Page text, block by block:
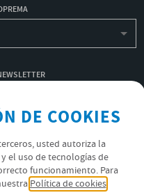
DE COOKIES
usted autoriza la
el uso de tecnologías de
funcionamiento. Para
Política de cookies